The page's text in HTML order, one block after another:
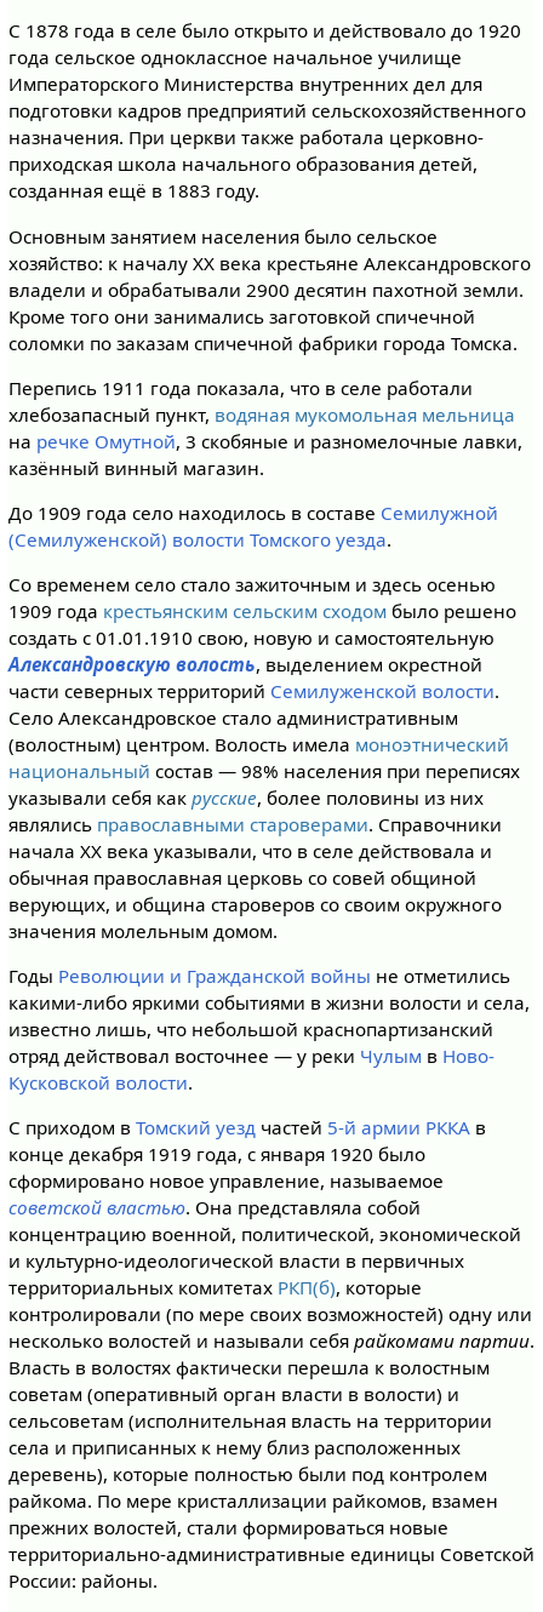
С 1878 года в селе было открыто и действовало до 1920
года сельское одноклассное начальное училище
Императорского Министерства внутренних дел для
подготовки кадров предприятий сельскохозяйственного
назначения. При церкви также работала церковно-
приходская школа начального образования детей,
созданная ещё в 1883 году.
Основным занятием населения было сельское
хозяйство: к началу XX века крестьяне Александровского
владели и обрабатывали 2900 десятин пахотной земли.
Кроме того они занимались заготовкой спичечной
соломки по заказам спичечной фабрики города Томска.
Перепись 1911 года показала, что в селе работали
хлебозапасный пункт, водяная мукомольная мельница
на речке Омутной, 3 скобяные и разномелочные лавки,
казённый винный магазин.
До 1909 года село находилось в составе Семилужной
(Семилуженской) волости Томского уезда.
Со временем село стало зажиточным и здесь осенью
1909 года крестьянским сельским сходом было решено
создать с 01.01.1910 свою, новую и самостоятельную
Александровскую волость, выделением окрестной
части северных территорий Семилуженской волости.
Село Александровское стало административным
(волостным) центром. Волость имела моноэтнический
национальный состав — 98% населения при переписях
указывали себя как русские, более половины из них
являлись православными староверами. Справочники
начала XX века указывали, что в селе действовала и
обычная православная церковь со совей общиной
верующих, и община староверов со своим окружного
значения молельным домом.
Годы Революции и Гражданской войны не отметились
какими-либо яркими событиями в жизни волости и села,
известно лишь, что небольшой краснопартизанский
отряд действовал восточнее — у реки Чулым в Ново-
Кусковской волости.
С приходом в Томский уездчастей 5-й армии РККАв
конце декабря 1919 года, с января 1920 было
сформировано новое управление, называемое
советской властью. Она представляла собой
концентрацию военной, политической, экономической
и культурно-идеологической власти в первичных
территориальных комитетах РКП(б), которые
контролировали (по мере своих возможностей) одну или
несколько волостей и называли себя райкомами партии.
Власть в волостях фактически перешла к волостным
советам (оперативный орган власти в волости) и
сельсоветам (исполнительная власть на территории
села и приписанных к нему близ расположенных
деревень), которые полностью были под контролем
райкома. По мере кристаллизации райкомов, взамен
прежних волостей, стали формироваться новые
территориально-административные единицы Советской
России: районы.